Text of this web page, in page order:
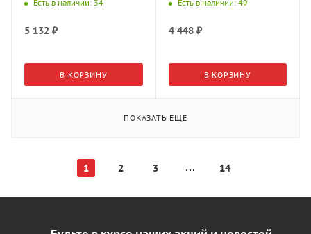
MODUS
Есть в наличии: 34
5 132 ₽
В КОРЗИНУ
MODUS
Есть в наличии: 49
4 448₽
В КОРЗИНУ
ПОКАЗАТЬ ЕЩЕ
1 2 3 14